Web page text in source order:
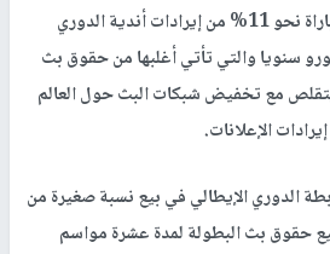
حيث تمثل إيرادات يوم المباراة نحو 11% من إيرادات أندية الدوري
2.5 مليار يورو سنويا والتي تأتي أغلبها من حقوق بث
يتقلص مع تخفيض شبكات البث حول العالم
الإعلانات.
الدوري الإيطالي في بيع نسبة صغيرة من
حقوق بث البطولة لمدة عشرة مواسم